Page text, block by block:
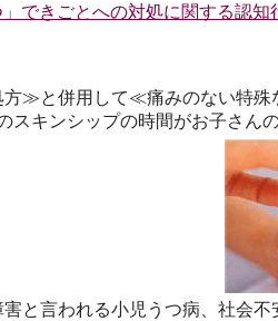
」できごとへの対処に関する認知
≫と併用して≪痛みのない特
スキンシップの時間がお子さん
害と言われる小児うつ病、社会